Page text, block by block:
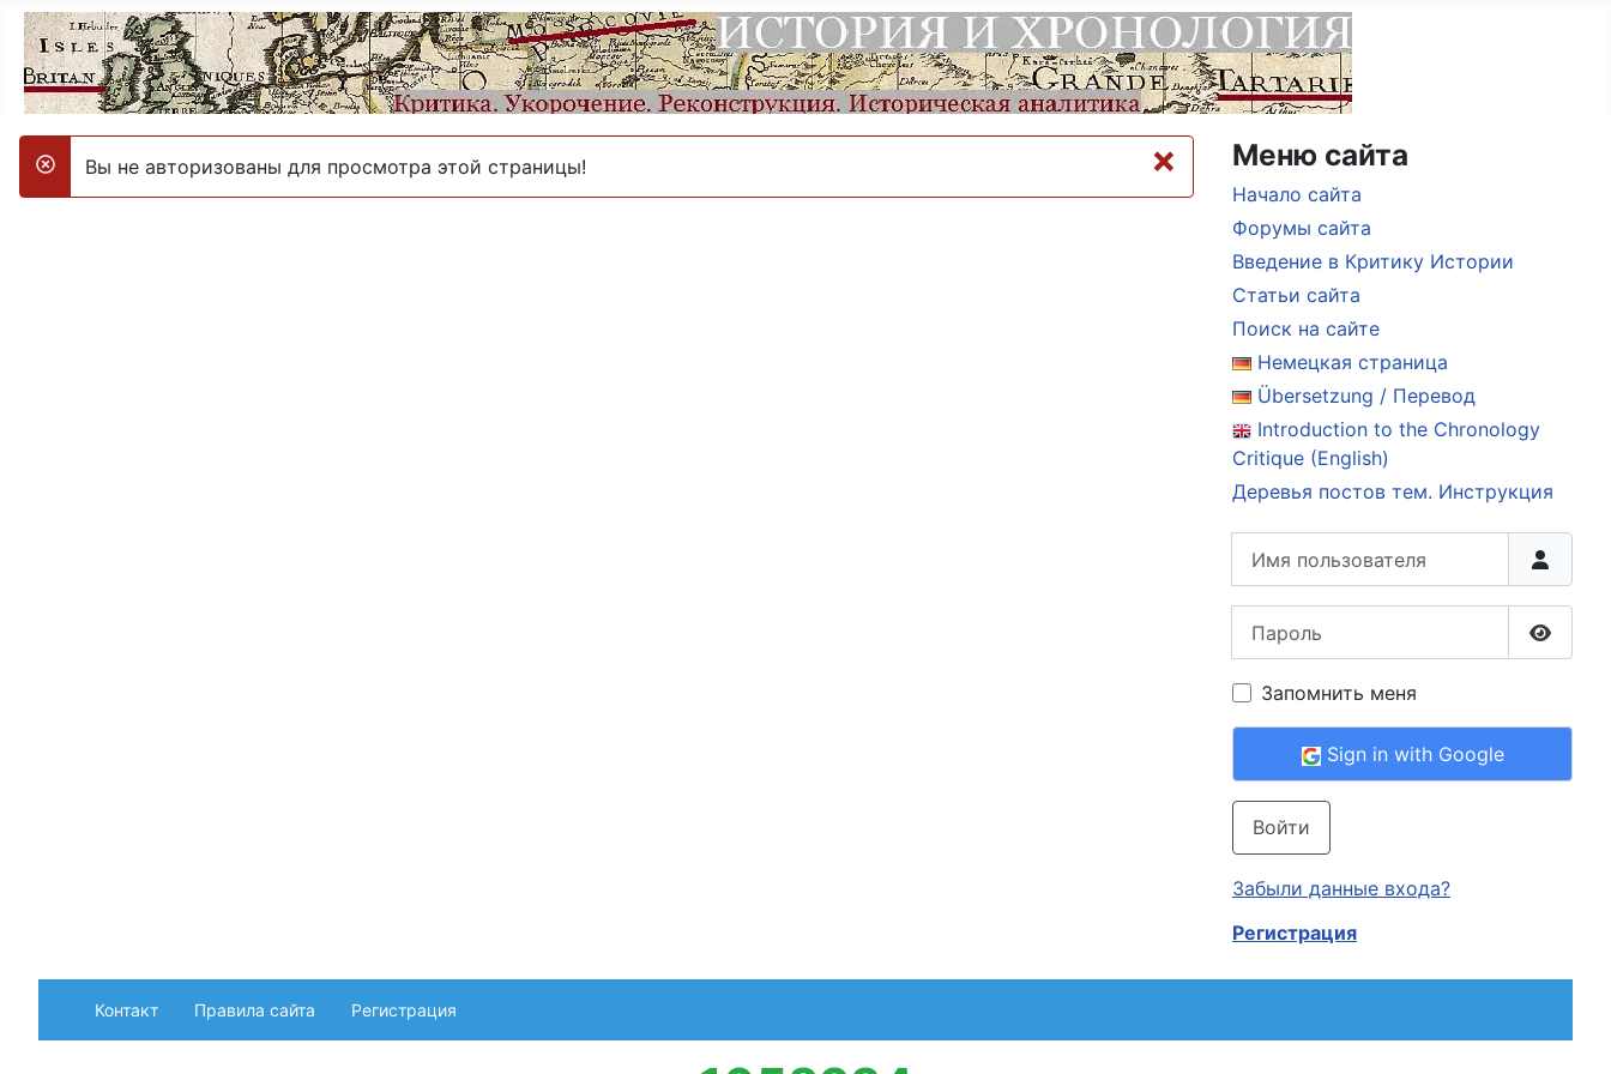
×
danger
Вы не авторизованы для просмотра этой страницы! Меню сайта
Начало сайта
Форумы сайта
Введение в Критику Истории
Статьи сайта
Поиск на сайте
Немецкая страница
Übersetzung / Перевод
Introduction to the Chronology
Critique (English)
Деревья постов тем. Инструкция
Show
Запомнить меня
Sign in with Google
Войти
Забыли данные входа?
Регистрация
Контакт Правила сайта Регистрация